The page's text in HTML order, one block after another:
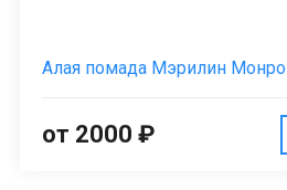
Алая помада Мэрилин Монро
от 2000 ₽